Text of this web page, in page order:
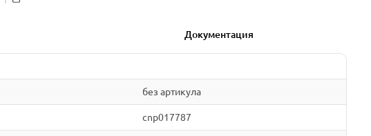
Документация
без артикула
cnp017787